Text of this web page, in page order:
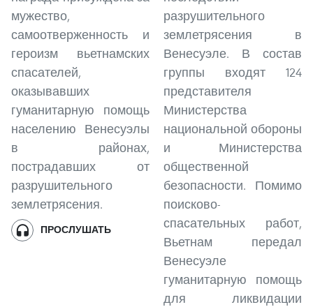
мужество,
самоотверженность и
героизм вьетнамских
спасателей,
оказывавших
гуманитарную помощь
населению Венесуэлы
в районах,
пострадавших от
разрушительного
землетрясения.
ПРОСЛУШАТЬ
разрушительного
землетрясения в
Венесуэле. В состав
группы входят 124
представителя
Министерства
национальной обороны
и Министерства
общественной
безопасности. Помимо
поисково-
спасательных работ,
Вьетнам передал
Венесуэле
гуманитарную помощь
для ликвидации